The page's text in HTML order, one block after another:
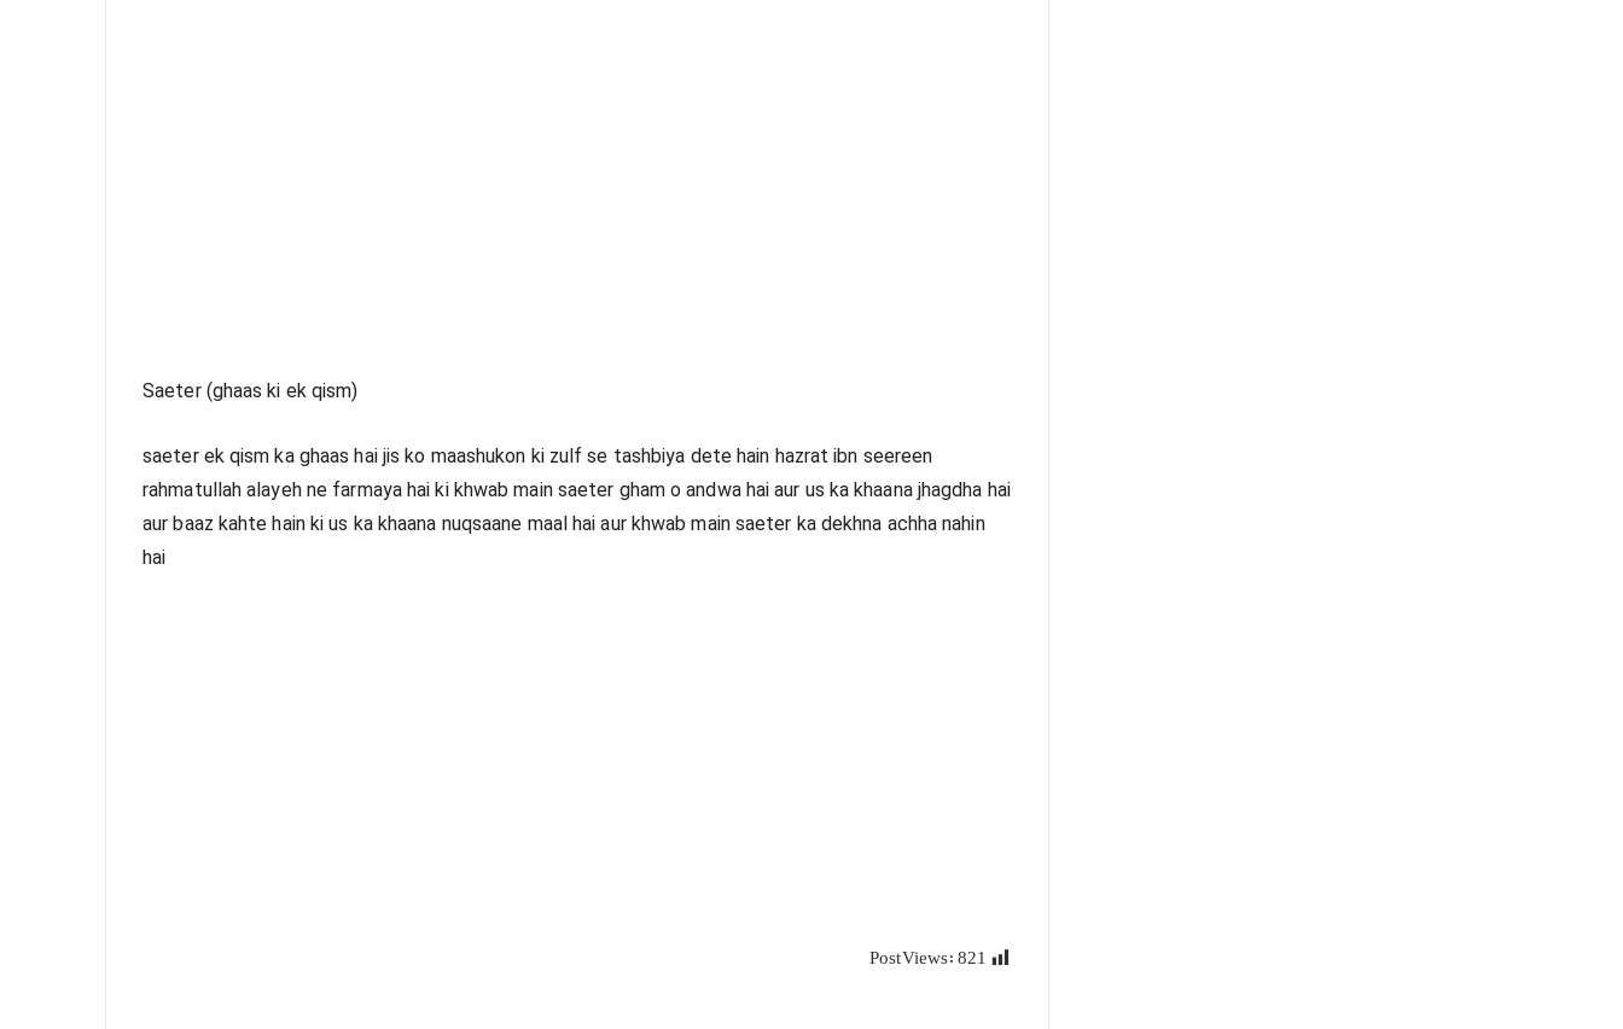
Saeter (ghaas ki ek qism)
saeter ek qism ka ghaas hai jis ko maashukon ki zulf se tashbiya dete hain hazrat ibn seereen
rahmatullah alayeh ne farmaya hai ki khwab main saeter gham o andwa hai aur us ka khaana jhagdha hai
aur baaz kahte hain ki us ka khaana nuqsaane maal hai aur khwab main saeter ka dekhna achha nahin
hai
Post Views:821